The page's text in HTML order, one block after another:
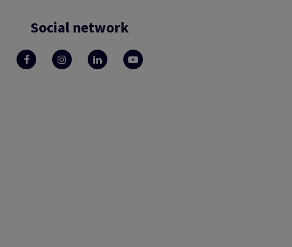
Social network